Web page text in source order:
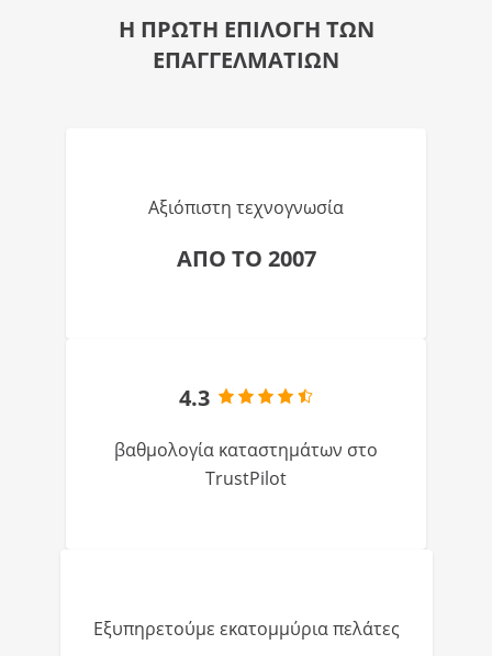
Η ΠΡΩΤΗ ΕΠΙΛΟΓΗ ΤΩΝ
ΕΠΑΓΓΕΛΜΑΤΙΩΝ
Αξιόπιστη τεχνογνωσία
ΑΠΟ ΤΟ 2007
4.3
βαθμολογία καταστημάτων στο
TrustPilot
Εξυπηρετούμε εκατομμύρια πελάτες